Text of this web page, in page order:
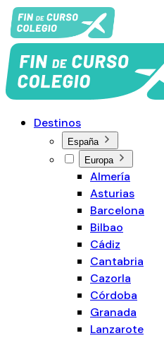
Destinos
España
Europa
Almería
Asturias
Barcelona
Bilbao
Cádiz
Cantabria
Cazorla
Córdoba
Granada
Lanzarote